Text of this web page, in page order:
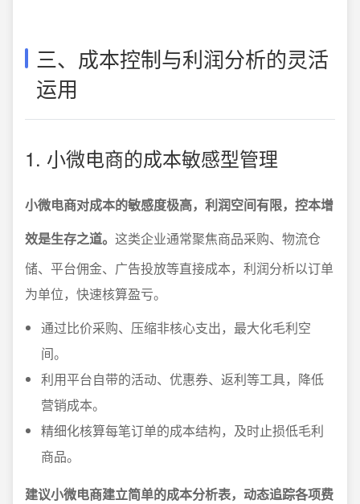
三、成本控制与利润分析的灵活
运用
1. 小微电商的成本敏感型管理
小微电商对成本的敏感度极高，利润空间有限，控本增
效是生存之道。 这类企业通常聚焦商品采购、物流仓
储、平台佣金、广告投放等直接成本，利润分析以订单
为单位，快速核算盈亏。
通过比价采购、压缩非核心支出，最大化毛利空
间。
利用平台自带的活动、优惠券、返利等工具，降低
营销成本。
精细化核算每笔订单的成本结构，及时止损低毛利
商品。
建议小微电商建立简单的成本分析表，动态追踪各项费